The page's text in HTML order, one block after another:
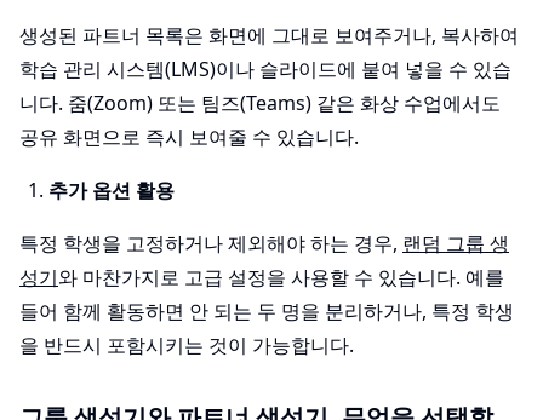
생성된 파트너 목록은 화면에 그대로 보여주거나, 복사하여
학습 관리 시스템(LMS)이나 슬라이드에 붙여 넣을 수 있습
니다. 줌(Zoom) 또는 팀즈(Teams) 같은 화상 수업에서도
공유 화면으로 즉시 보여줄 수 있습니다.
추가 옵션 활용
특정 학생을 고정하거나 제외해야 하는 경우, 랜덤 그룹 생
성기와 마찬가지로 고급 설정을 사용할 수 있습니다. 예를
들어 함께 활동하면 안 되는 두 명을 분리하거나, 특정 학생
을 반드시 포함시키는 것이 가능합니다.